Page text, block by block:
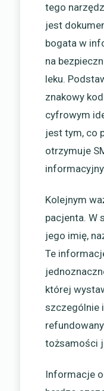
tego
jest
bogata w
na
leku.
znakowy
cyfrowym
jest tym, co
otrzymuje
Kolejnym
pacjenta. W
jego imię,
Te
której
szczególnie
tożsamości
Informacje